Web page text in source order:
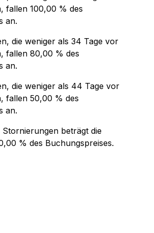
fallen 100,00 % des
an.
die weniger als 34 Tage vor
fallen 80,00 % des
an.
die weniger als 44 Tage vor
fallen 50,00 % des
an.
beträgt die
% des Buchungspreises.